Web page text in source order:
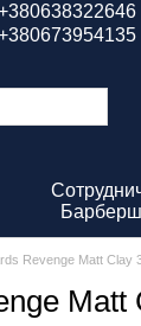
Revenge Matt Clay